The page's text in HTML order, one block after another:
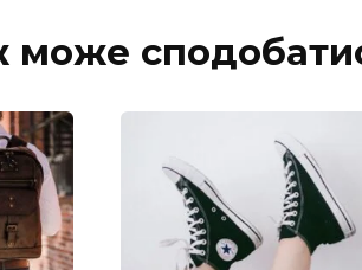
може